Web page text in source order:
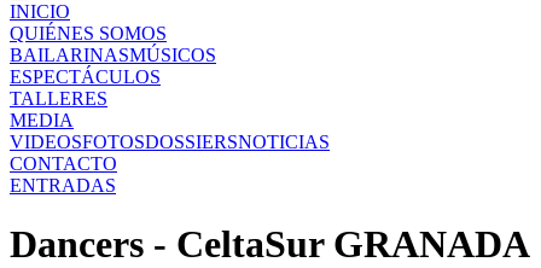
INICIO
QUIÉNES SOMOS
BAILARINASMÚSICOS
ESPECTÁCULOS
TALLERES
MEDIA
VIDEOSFOTOSDOSSIERSNOTICIAS
CONTACTO
ENTRADAS
Dancers - CeltaSur GRANADA